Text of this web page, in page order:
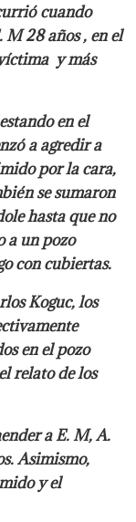
cuando
M 28 años , en el
y más
en el
a agredir a
por la cara,
se sumaron
hasta que no
a un pozo
con cubiertas.
Koguc, los
en el pozo
relato de los
a E. M, A.
Asimismo,
y el